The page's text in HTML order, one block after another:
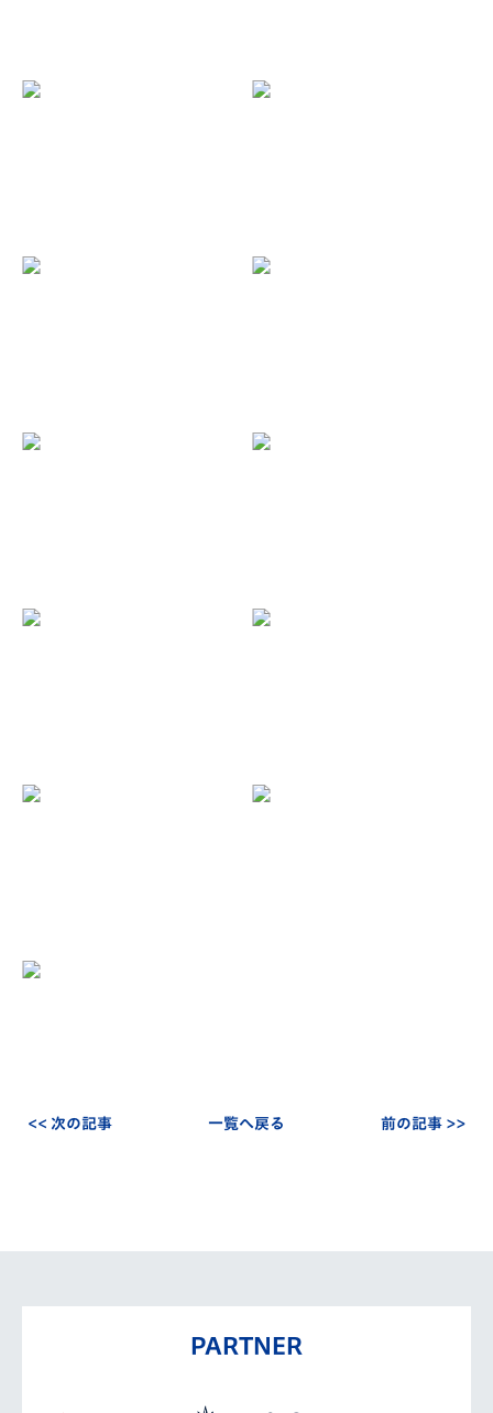
<< 次の記事 一覧へ戻る 前の記事 >>
PARTNER